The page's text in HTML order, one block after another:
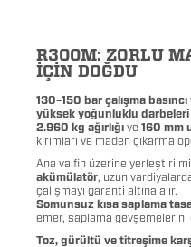
R300M: ZORLU
İÇİN DOĞDU
130–150 bar çalışma basıncı
yüksek yoğunluklu darbeleri
2.960 kg ağırlığı ve 160 mm
kırımları ve maden çıkarma
Ana valfin üzerine
akümülatör, uzun
çalışmayı garanti altına alır.
Somunsuz kısa saplama
emer, saplama gevşemelerini
Toz, gürültü ve titreşime